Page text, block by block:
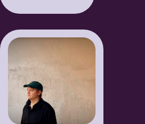
för hur man
kombinerar
skola, jobb och
cirkelledarskap,
med strålande
resultat.